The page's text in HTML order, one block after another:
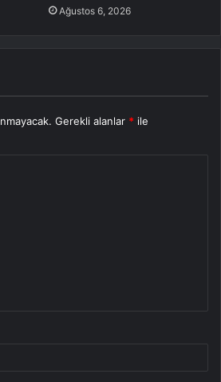
Ağustos 6, 2026
Gerekli alanlar * ile